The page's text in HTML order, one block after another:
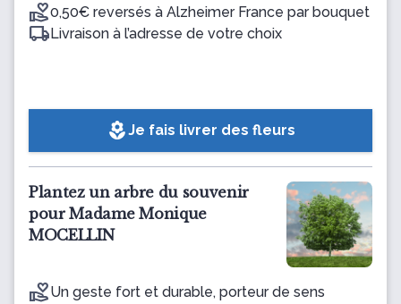
0,50€ reversés à Alzheimer France par bouquet
Livraison à l’adresse de votre choix
local_floristJe fais livrer des fleurs
Plantez un arbre du souvenir
pour Madame Monique
MOCELLIN
Un geste fort et durable, porteur de sens